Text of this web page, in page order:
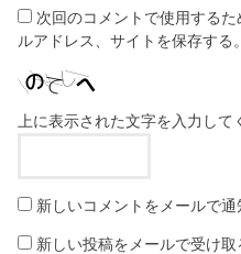
次回のコメントで使用する
ルアドレス、サイトを保存する。
上に表示された文字を入力して
新しいコメントをメールで通
新しい投稿をメールで受け取